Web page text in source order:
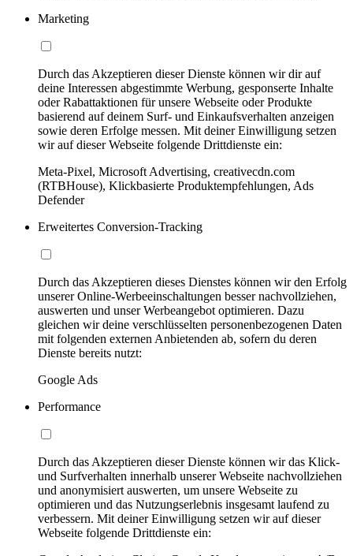
Marketing
Durch das Akzeptieren dieser Dienste können wir dir auf
deine Interessen abgestimmte Werbung, gesponserte Inhalte
oder Rabattaktionen für unsere Webseite oder Produkte
basierend auf deinem Surf- und Einkaufsverhalten anzeigen
sowie deren Erfolge messen. Mit deiner Einwilligung setzen
wir auf dieser Webseite folgende Drittdienste ein:
Meta-Pixel, Microsoft Advertising, creativecdn.com
(RTBHouse), Klickbasierte Produktempfehlungen, Ads
Defender
Erweitertes Conversion-Tracking
Durch das Akzeptieren dieses Dienstes können wir den Erfolg
unserer Online-Werbeeinschaltungen besser nachvollziehen,
auswerten und unser Werbeangebot optimieren. Dazu
gleichen wir deine verschlüsselten personenbezogenen Daten
mit folgenden externen Anbietenden ab, sofern du deren
Dienste bereits nutzt:
Google Ads
Performance
Durch das Akzeptieren dieser Dienste können wir das Klick-
und Surfverhalten innerhalb unserer Webseite nachvollziehen
und anonymisiert auswerten, um unsere Webseite zu
optimieren und das Nutzungserlebnis insgesamt laufend zu
verbessern. Mit deiner Einwilligung setzen wir auf dieser
Webseite folgende Drittdienste ein: